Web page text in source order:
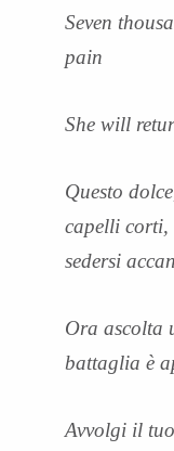
Seven
pain
She will
Questo
capelli corti,
sedersi
Ora ascolta
battaglia è
Avvolgi il